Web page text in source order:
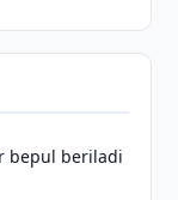
bepul beriladi